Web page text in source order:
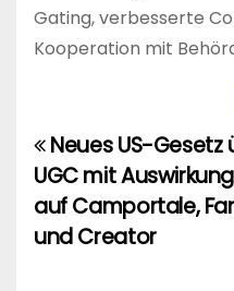
Gating, verbesserte
Kooperation mit
Neues US-Gesetz
UGC mit
auf Camportale,
und Creator